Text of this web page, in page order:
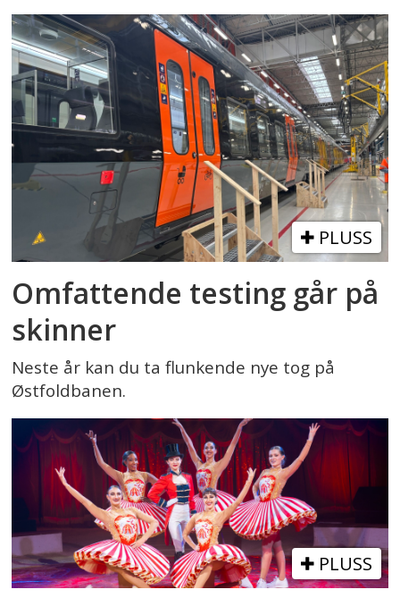
PLUSS
Omfattende testing går på
skinner
Neste år kan du ta flunkende nye tog på
Østfoldbanen.
PLUSS